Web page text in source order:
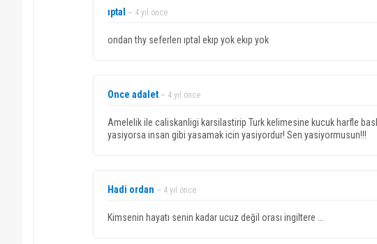
ıptal ~ 4 yıl önce
ondan thy seferlerı ıptal ekıp yok ekıp yok
Once adalet ~ 4 yıl önce
Amelelik ile caliskanligi karsilastirip Turk kelimesine kucuk harfle
yasiyorsa insan gibi yasamak icin yasiyordur! Sen yasiyormusun!!!
Hadi ordan ~ 4 yıl önce
Kimsenin hayatı senin kadar ucuz değil orası ingiltere ...